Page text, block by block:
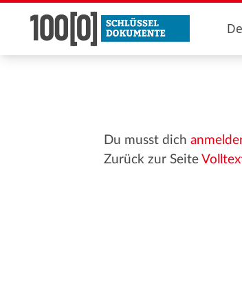
Du musst dich
Zurück zur Seite